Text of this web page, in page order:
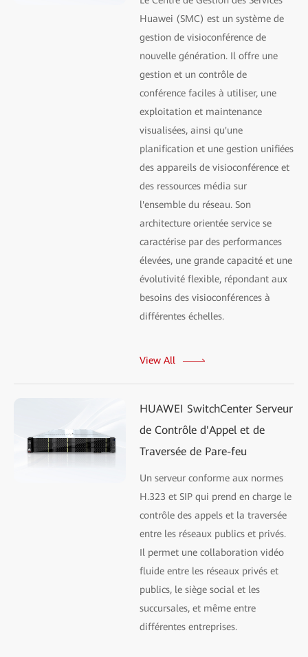
Huawei (SMC) est un système de
gestion de visioconférence de
nouvelle génération. Il offre une
gestion et un contrôle de
conférence faciles à utiliser, une
exploitation et maintenance
visualisées, ainsi qu'une
planification et une gestion unifiées
des appareils de visioconférence et
des ressources média sur
l'ensemble du réseau. Son
architecture orientée service se
caractérise par des performances
élevées, une grande capacité et une
évolutivité flexible, répondant aux
besoins des visioconférences à
différentes échelles.
View All
HUAWEI SwitchCenter Serveur
de Contrôle d'Appel et de
Traversée de Pare-feu
Un serveur conforme aux normes
H.323 et SIP qui prend en charge le
contrôle des appels et la traversée
entre les réseaux publics et privés.
Il permet une collaboration vidéo
fluide entre les réseaux privés et
publics, le siège social et les
succursales, et même entre
différentes entreprises.